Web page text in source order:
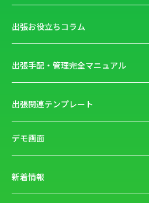
出張お役立ちコラム
出張手配・管理完全マニュアル
出張関連テンプレート
デモ画面
新着情報